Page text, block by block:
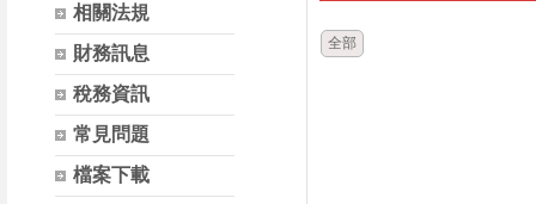
相關法規
財務訊息
稅務資訊
常見問題
檔案下載
全部